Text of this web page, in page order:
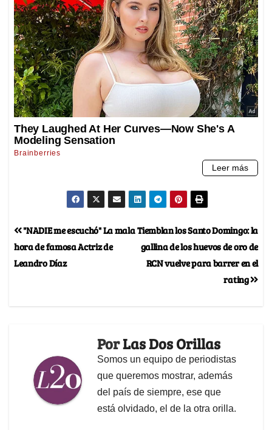
Tiemblan los Santo Domingo: la
gallina de los huevos de oro de
RCN vuelve para barrer en el
rating
"NADIE me escuchó" La mala
hora de famosa Actriz de
Leandro Díaz
PorLas Dos Orillas
Somos un equipo de periodistas
que queremos mostrar, además
del país de siempre, ese que
está olvidado, el de la otra orilla.